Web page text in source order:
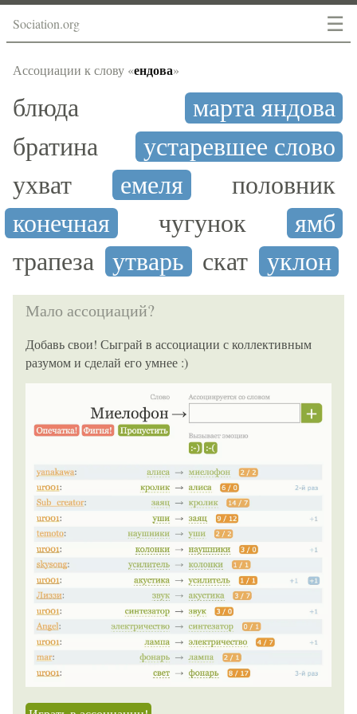
☰
Sociation.org
Ассоциации к слову «ендова»
блюда
марта яндова
братина
устаревшее слово
ухват
емеля
половник
конечная
чугунок
ямб
трапеза утварь скат уклон
Мало ассоциаций?
Добавь свои! Сыграй в ассоциации с коллективным
разумом и сделай его умнее :)